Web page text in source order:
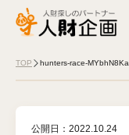
TOP hunters-race-
公開日： 2022.10.24